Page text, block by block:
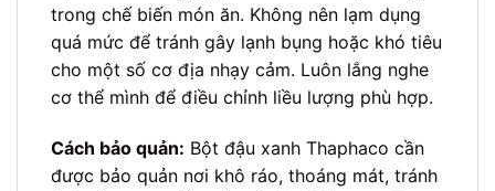
trong chế biến món ăn. Không nên lạm dụng
quá mức để tránh gây lạnh bụng hoặc khó tiêu
cho một số cơ địa nhạy cảm. Luôn lắng nghe
cơ thể mình để điều chỉnh liều lượng phù hợp.
Cách bảo quản: Bột đậu xanh Thaphaco cần
được bảo quản nơi khô ráo, thoáng mát, tránh